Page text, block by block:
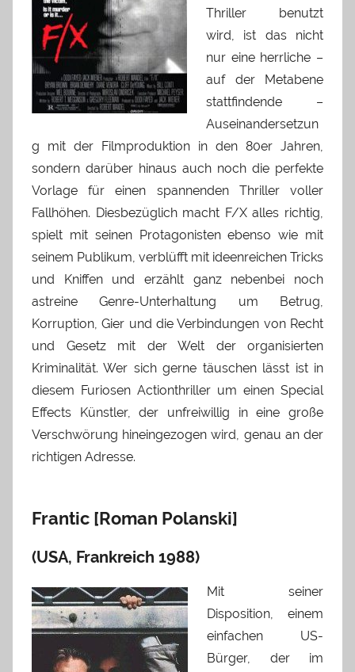
Thriller benutzt
wird, ist das nicht
nur eine herrliche –
auf der Metabene
stattfindende –
Auseinandersetzun
g mit der Filmproduktion in den 80er Jahren,
sondern darüber hinaus auch noch die perfekte
Vorlage für einen spannenden Thriller voller
Fallhöhen. Diesbezüglich macht F/X alles richtig,
spielt mit seinen Protagonisten ebenso wie mit
seinem Publikum, verblüfft mit ideenreichen Tricks
und Kniffen und erzählt ganz nebenbei noch
astreine Genre-Unterhaltung um Betrug,
Korruption, Gier und die Verbindungen von Recht
und Gesetz mit der Welt der organisierten
Kriminalität. Wer sich gerne täuschen lässt ist in
diesem Furiosen Actionthriller um einen Special
Effects Künstler, der unfreiwillig in eine große
Verschwörung hineingezogen wird, genau an der
richtigen Adresse.
Frantic [Roman Polanski]
(USA, Frankreich 1988)
Mit seiner
Disposition, einem
einfachen US-
Bürger, der im